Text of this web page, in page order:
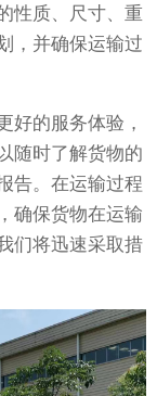
性质、尺寸、重
，并确保运输过
的服务体验，
随时了解货物的
告。在运输过程
确保货物在运输
们将迅速采取措